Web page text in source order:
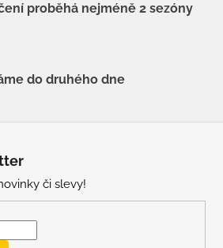
proběhá nejméně 2 sezóny
do druhého dne
či slevy!